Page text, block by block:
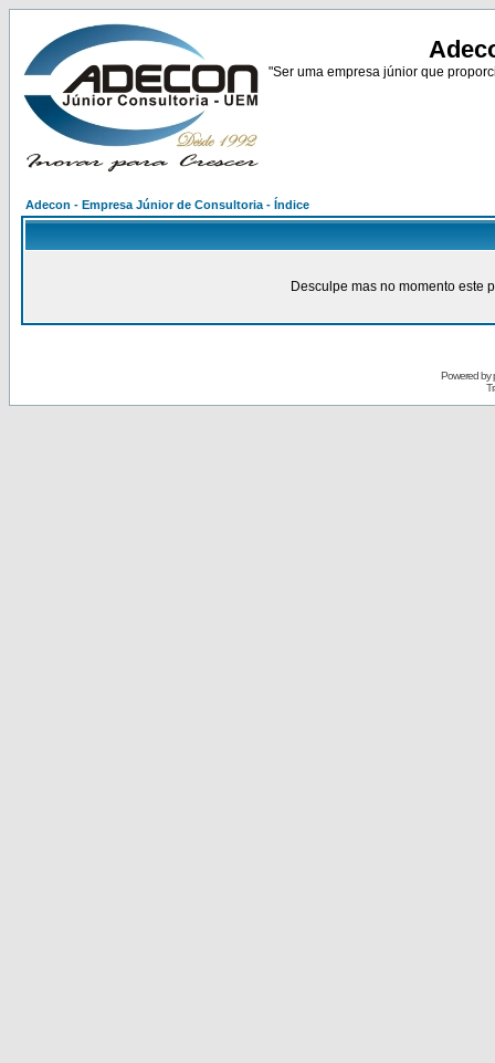
"Ser uma empresa júnior que
Adecon - Empresa Júnior de Consultoria - Índice
Desculpe mas no momento este
Powered by